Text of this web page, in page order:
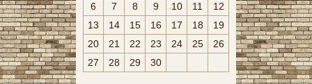
6
7 8 9 10 11
12
13
14 15 16 17 18
19
20
21 22 23 24 25
26
27
28 29 30